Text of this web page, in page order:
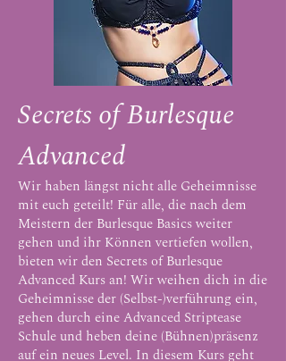
Secrets of Burlesque
Advanced
Wir haben längst nicht alle Geheimnisse
mit euch geteilt! Für alle, die nach dem
Meistern der Burlesque Basics weiter
gehen und ihr Können vertiefen wollen,
bieten wir den Secrets of Burlesque
Advanced Kurs an! Wir weihen dich in die
Geheimnisse der (Selbst-)verführung ein,
gehen durch eine Advanced Striptease
Schule und heben deine (Bühnen)präsenz
auf ein neues Level. In diesem Kurs geht